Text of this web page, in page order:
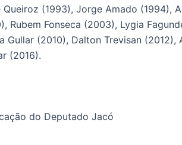
(1993), Jorge Amado (1994),
Rubem Fonseca (2003), Lygia
Gullar (2010), Dalton Trevisan
(2016).
do Deputado Jacó